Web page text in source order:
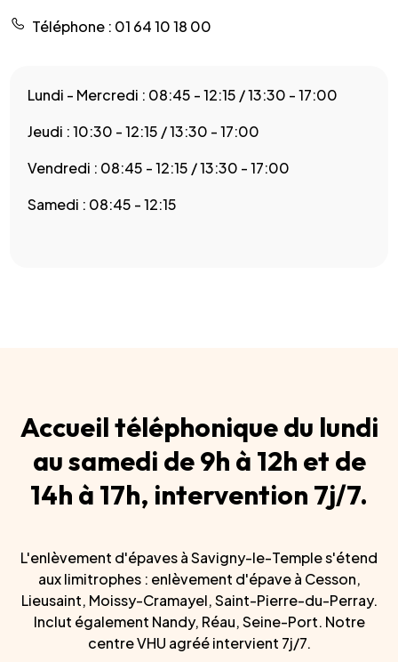
Téléphone : 01 64 10 18 00
Lundi - Mercredi : 08:45 - 12:15 / 13:30 - 17:00
Jeudi : 10:30 - 12:15 / 13:30 - 17:00
Vendredi : 08:45 - 12:15 / 13:30 - 17:00
Samedi : 08:45 - 12:15
Accueil téléphonique du lundi
au samedi de 9h à 12h et de
14h à 17h, intervention 7j/7.
L'enlèvement d'épaves à Savigny-le-Temple s'étend
aux limitrophes : enlèvement d'épave à Cesson,
Lieusaint, Moissy-Cramayel, Saint-Pierre-du-Perray.
Inclut également Nandy, Réau, Seine-Port. Notre
centre VHU agréé intervient 7j/7.